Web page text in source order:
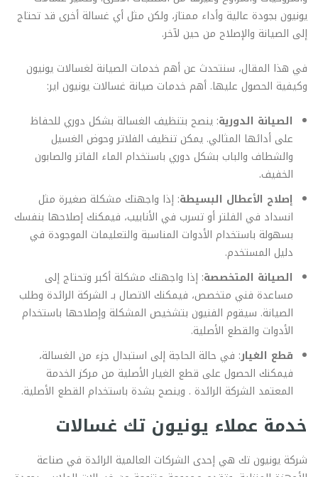
يونيون بجودة عالية وأداء ممتاز، ولكن مثل أي غسالة أخرى قد تحتاج
إلى الصيانة والإصلاح من حين لآخر.
في هذا المقال، سنتحدث عن أهم خدمات الصيانة لغسالات يونيون
وكيفية الحصول عليها. أهم خدمات صيانة غسالات يونيون اير:
الصيانة الدورية: ينصح بتنظيف الغسالة بشكل دوري للحفاظ
على أدائها المثالي. يمكن تنظيف الفلاتر وحوض الغسيل
والشطاف والباب بشكل دوري باستخدام الماء الفاتر والصابون
الخفيف.
إصلاح الأعطال البسيطة: إذا واجهتك مشكلة صغيرة مثل
انسداد في الفلتر أو تسرب في الأنابيب، فيمكنك إصلاحها بنفسك
بسهولة باستخدام الأدوات المناسبة والتعليمات الموجودة في
دليل المستخدم.
الصيانة المتخصصة: إذا واجهتك مشكلة أكبر وتحتاج إلى
مساعدة فني متخصص، فيمكنك الاتصال بـ الشركة الرائدة وطلب
الصيانة. سيقوم الفنيون بتشخيص المشكلة وإصلاحها باستخدام
الأدوات والقطع الأصلية.
قطع الغيار: في حالة الحاجة إلى استبدال جزء من الغسالة،
فيمكنك الحصول على قطع الغيار الأصلية من مركز الخدمة
المعتمد الشركة الرائدة . وينصح بشدة باستخدام القطع الأصلية.
خدمة عملاء يونيون تك غسالات
شركة يونيون تك هي إحدى الشركات العالمية الرائدة في صناعة